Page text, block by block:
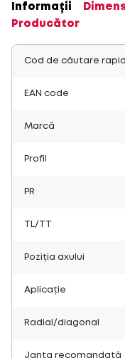
Informații
Producător
Cod de căutare
EAN code
Marcă
Profil
PR
TL/TT
Poziția axului
Aplicație
Radial/diagonal
Janta recomandată